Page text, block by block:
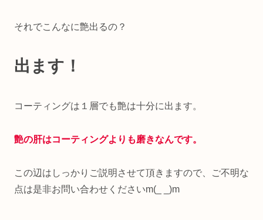
それでこんなに艶出るの？
出ます！
コーティングは１層でも艶は十分に出ます。
艶の肝はコーティングよりも磨きなんです。
この辺はしっかりご説明させて頂きますので、ご不明な
点は是非お問い合わせくださいm(_ _)m